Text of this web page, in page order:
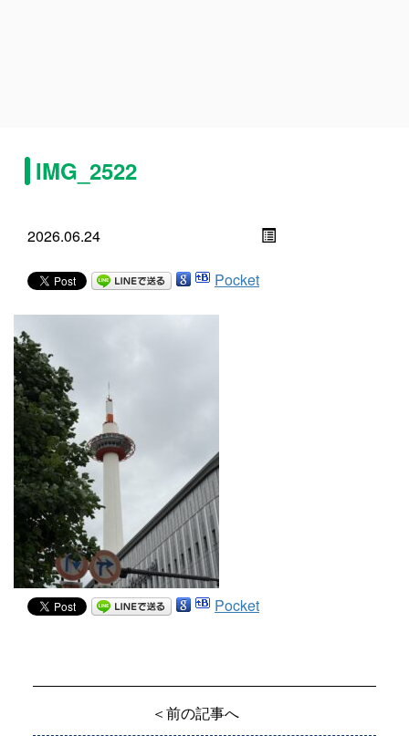
IMG_2522
2026.06.24
Pocket
Pocket
＜前の記事へ